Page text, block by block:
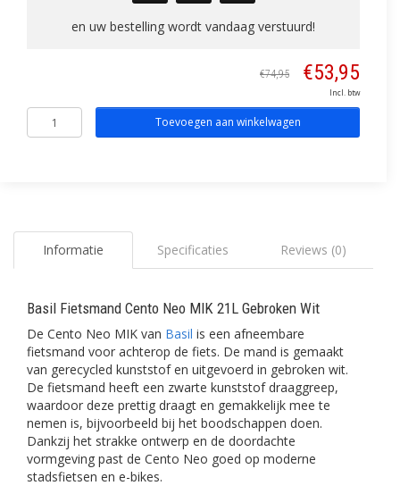
en uw bestelling wordt vandaag verstuurd!
€74,95 €53,95
Incl. btw
Toevoegen aan winkelwagen
Informatie Specificaties Reviews (0)
Basil Fietsmand Cento Neo MIK 21L Gebroken Wit
De Cento Neo MIK van Basil is een afneembare
fietsmand voor achterop de fiets. De mand is gemaakt
van gerecycled kunststof en uitgevoerd in gebroken wit.
De fietsmand heeft een zwarte kunststof draaggreep,
waardoor deze prettig draagt en gemakkelijk mee te
nemen is, bijvoorbeeld bij het boodschappen doen.
Dankzij het strakke ontwerp en de doordachte
vormgeving past de Cento Neo goed op moderne
stadsfietsen en e-bikes.